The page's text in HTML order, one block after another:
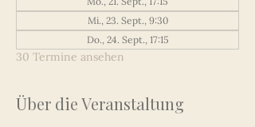
Mi., 23. Sept., 9:30
Do., 24. Sept., 17:15
30 Termine ansehen
Über die Veranstaltung